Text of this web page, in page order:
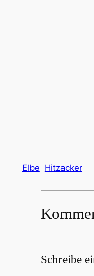
Elbe Hitzacker
Schreibe